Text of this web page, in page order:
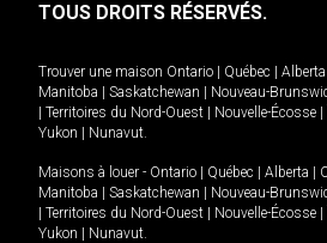
TOUS DROITS RÉSERVÉS.
Trouver une maison Ontario Québec Alberta
Manitoba
Saskatchewan Nouveau-
Territoires du Nord-Ouest Nouvelle-Écosse
Yukon
Nunavut.
Maisons à louer - Ontario Québec Alberta
Manitoba
Saskatchewan Nouveau-
Territoires du Nord-Ouest Nouvelle-Écosse
Yukon
Nunavut.